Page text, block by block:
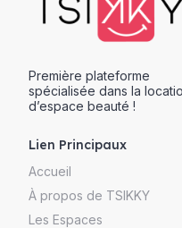
Première plateforme
spécialisée dans la
d’espace beauté !
Lien Principaux
Accueil
À propos de TSIKKY
Les Espaces